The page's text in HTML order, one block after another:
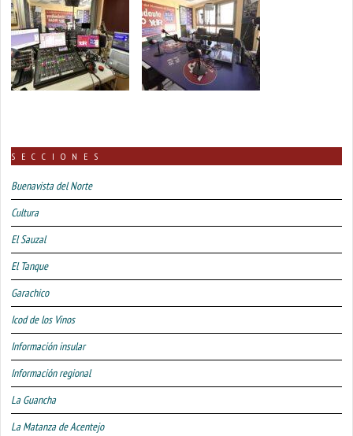
SECCIONES
Buenavista del Norte
Cultura
El Sauzal
El Tanque
Garachico
Icod de los Vinos
Información insular
Información regional
La Guancha
La Matanza de Acentejo